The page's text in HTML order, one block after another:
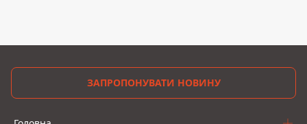
ЗАПРОПОНУВАТИ НОВИНУ